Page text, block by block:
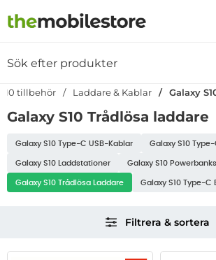
Startsidan för Danira
tillbehör Laddare & Kablar Galaxy
Galaxy S10 Trådlösa laddare
Underkategorier
Galaxy S10 Type-C USB-Kablar Galaxy S10
Galaxy S10 Laddstationer Galaxy S10 Powerbanks
Galaxy S10 Trådlösa Laddare Galaxy S10 Type-C
Filtrera & sortera
Filtrera & sortera